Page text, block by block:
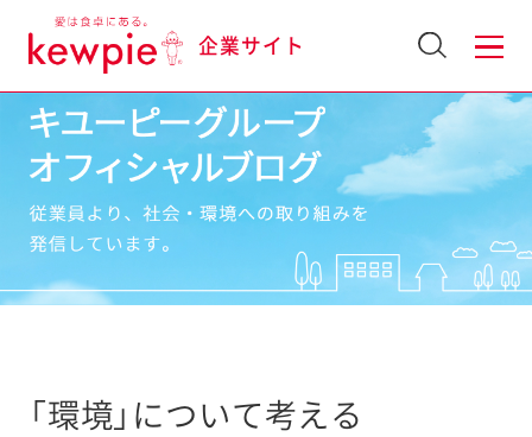
企業サイト
「環境」について考える